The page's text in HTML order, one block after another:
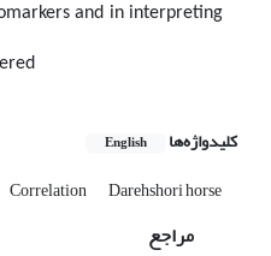
and in interpreting
کلیدواژه‌ها English
Correlation Darehshori horse
مراجع